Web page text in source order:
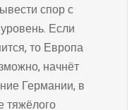
спор с
Если
то Европа
начнёт
Германии, в
тяжёлого